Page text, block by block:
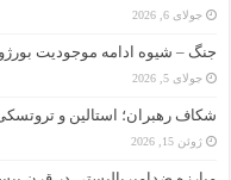
جولای 6, 2026
جنگ – شیوه ادامه موجودیت
جولای 5, 2026
شکاف رهبران؛ استالین و
ژوئن 15, 2026